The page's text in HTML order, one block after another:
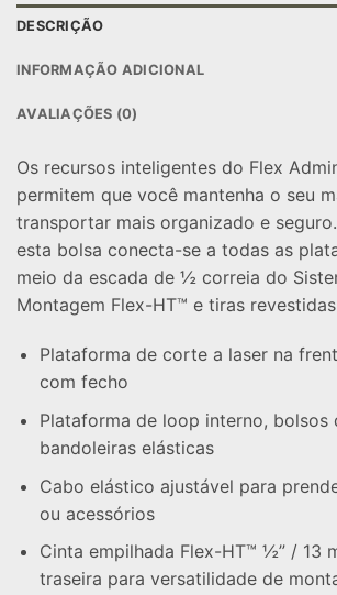
DESCRIÇÃO
INFORMAÇÃO ADICIONAL
AVALIAÇÕES (0)
Os recursos inteligentes do Flex
permitem que você mantenha o seu
transportar mais organizado e
esta bolsa conecta-se a todas as
meio da escada de ½ correia do
Montagem Flex-HT™ e tiras
Plataforma de corte a laser na
com fecho
Plataforma de loop interno, bolsos
bandoleiras elásticas
Cabo elástico ajustável para
ou acessórios
Cinta empilhada Flex-HT™ ½” / 13
traseira para versatilidade de